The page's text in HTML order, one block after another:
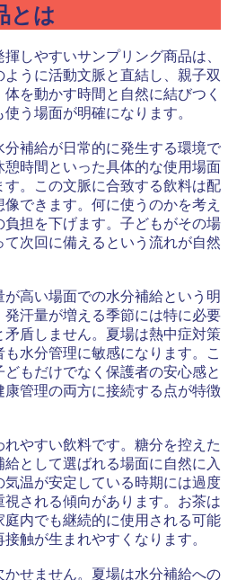
とは
しやすいサンプリング商品は、
うに活動文脈と直結し、親子双
を動かす時間と自然に結びつく
う場面が明確になります。
補給が日常的に発生する環境で
時間といった具体的な使用場面
。この文脈に合致する飲料は配
できます。何に使うのかを考え
担を下げます。子どもがその場
次回に備えるという流れが自然
高い場面での水分補給という明
汗量が増える季節には特に必要
盾しません。夏場は熱中症対策
水分管理に敏感になります。こ
もだけでなく保護者の安心感と
康管理の両方に接続する点が特徴
やすい飲料です。糖分を控えた
として選ばれる場面に自然に入
気温が安定している時期には過度
される傾向があります。お茶は
内でも継続的に使用される可能
触が生まれやすくなります。
せません。夏場は水分補給への